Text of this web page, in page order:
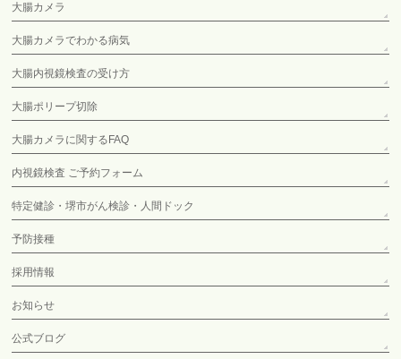
大腸カメラ
大腸カメラでわかる病気
大腸内視鏡検査の受け方
大腸ポリープ切除
大腸カメラに関するFAQ
内視鏡検査 ご予約フォーム
特定健診・堺市がん検診・人間ドック
予防接種
採用情報
お知らせ
公式ブログ